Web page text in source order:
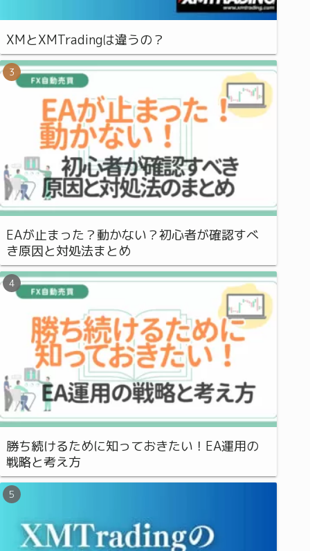
XMとXMTradingは違うの？
EAが止まった？動かない？初心者が確認すべ
き原因と対処法まとめ
勝ち続けるために知っておきたい！EA運用の
戦略と考え方